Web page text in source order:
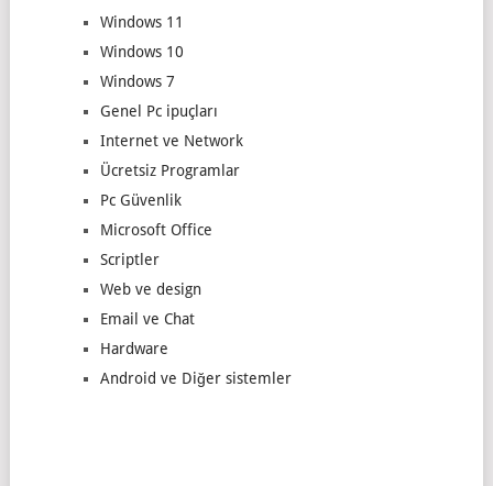
Windows 11
Windows 10
Windows 7
Genel Pc ipuçları
Internet ve Network
Ücretsiz Programlar
Pc Güvenlik
Microsoft Office
Scriptler
Web ve design
Email ve Chat
Hardware
Android ve Diğer sistemler